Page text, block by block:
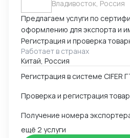
Владивосток, Россия
Предлагаем услуги по
оформлению для экспорта и
Регистрация и проверка
в таможенный реестр товарных
Изготовление маркировки
для реализации в Китае.
HS и CIQ кодов.
Работает в странах
Китай, Россия
ещё 2 услуги